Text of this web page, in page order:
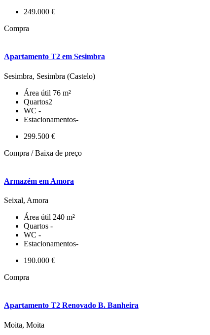
249.000 €
Compra
Apartamento T2 em Sesimbra
Sesimbra, Sesimbra (Castelo)
Área útil 76 m²
Quartos2
WC -
Estacionamentos-
299.500 €
Compra / Baixa de preço
Armazém em Amora
Seixal, Amora
Área útil 240 m²
Quartos -
WC -
Estacionamentos-
190.000 €
Compra
Apartamento T2 Renovado B. Banheira
Moita, Moita